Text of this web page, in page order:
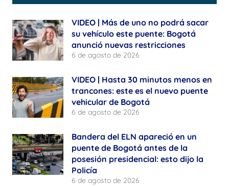
VIDEO | Más de uno no podrá sacar
su vehículo este puente: Bogotá
anunció nuevas restricciones
6 de agosto de 2026
VIDEO | Hasta 30 minutos menos en
trancones: este es el nuevo puente
vehicular de Bogotá
6 de agosto de 2026
Bandera del ELN apareció en un
puente de Bogotá antes de la
posesión presidencial: esto dijo la
Policía
6 de agosto de 2026